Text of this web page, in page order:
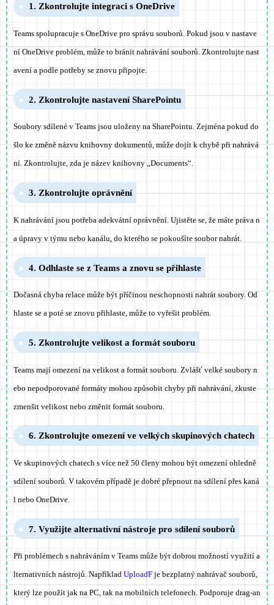
1. Zkontrolujte integraci s OneDrive
Teams spolupracuje s OneDrive pro správu souborů. Pokud jsou v nastave
ní OneDrive problém, může to bránit nahrávání souborů. Zkontrolujte nast
avení a podle potřeby se znovu připojte.
2. Zkontrolujte nastavení SharePointu
Soubory sdílené v Teams jsou uloženy na SharePointu. Zejména pokud do
šlo ke změně názvu knihovny dokumentů, může dojít k chybě při nahrává
ní. Zkontrolujte, zda je název knihovny „Documents“.
3. Zkontrolujte oprávnění
K nahrávání jsou potřeba adekvátní oprávnění. Ujistěte se, že máte práva n
a úpravy v týmu nebo kanálu, do kterého se pokoušíte soubor nahrát.
4. Odhlaste se z Teams a znovu se přihlaste
Dočasná chyba relace může být příčinou neschopnosti nahrát soubory. Od
hlaste se a poté se znovu přihlaste, může to vyřešit problém.
5. Zkontrolujte velikost a formát souboru
Teams mají omezení na velikost a formát souboru. Zvlášť velké soubory n
ebo nepodporované formáty mohou způsobit chyby při nahrávání, zkuste
zmenšit velikost nebo změnit formát souboru.
6. Zkontrolujte omezení ve velkých skupinových chatech
Ve skupinových chatech s více než 50 členy mohou být omezení ohledně
sdílení souborů. V takovém případě je dobré přepnout na sdílení přes kaná
l nebo OneDrive.
7. Využijte alternativní nástroje pro sdílení souborů
Při problémech s nahráváním v Teams může být dobrou možností využití a
lternativních nástrojů. Například UploadF je bezplatný nahrávač souborů,
který lze použít jak na PC, tak na mobilních telefonech. Podporuje drag-an